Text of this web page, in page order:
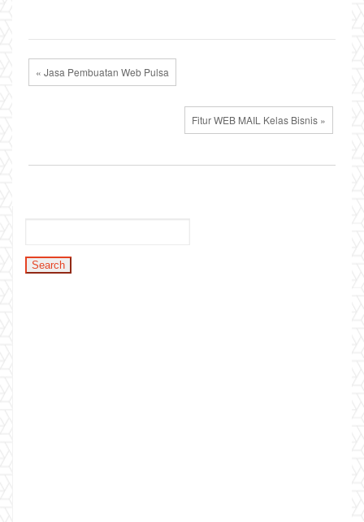
« Jasa Pembuatan Web Pulsa
Fitur WEB MAIL Kelas Bisnis »